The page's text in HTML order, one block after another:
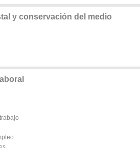
y conservación del medio